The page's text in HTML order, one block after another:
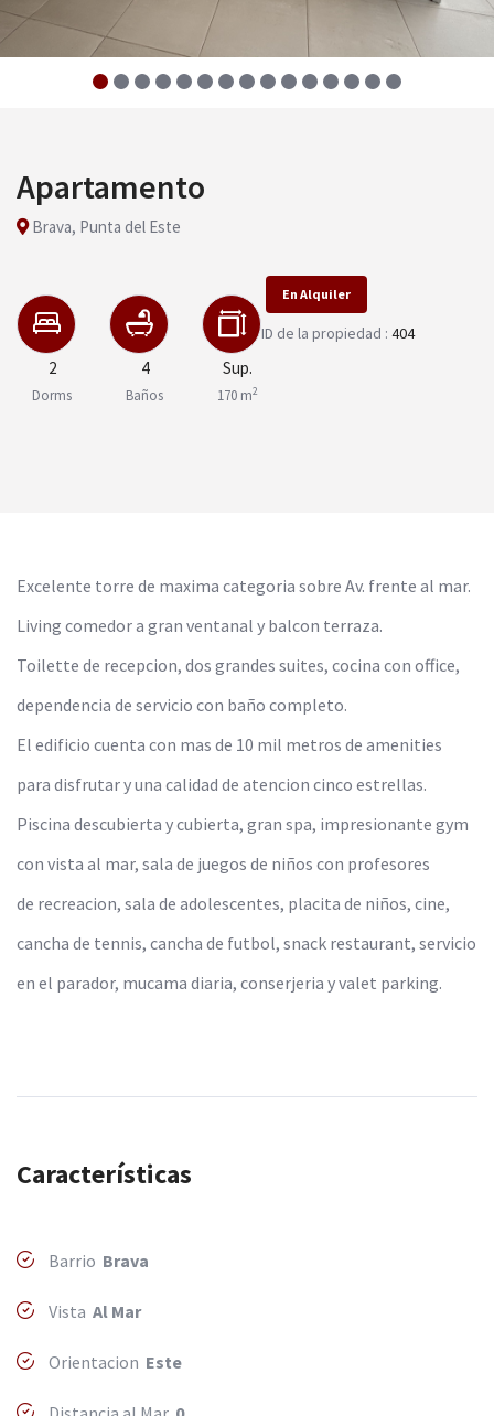
Apartamento
Brava, Punta del Este
2
Dorms
4
Baños
Sup.
170 m2
En Alquiler
ID de la propiedad : 404
Excelente torre de maxima categoria sobre Av. frente al mar.
Living comedor a gran ventanal y balcon terraza.
Toilette de recepcion, dos grandes suites, cocina con office,
dependencia de servicio con baño completo.
El edificio cuenta con mas de 10 mil metros de amenities
para disfrutar y una calidad de atencion cinco estrellas.
Piscina descubierta y cubierta, gran spa, impresionante gym
con vista al mar, sala de juegos de niños con profesores
de recreacion, sala de adolescentes, placita de niños, cine,
cancha de tennis, cancha de futbol, snack restaurant, servicio
en el parador, mucama diaria, conserjeria y valet parking.
Características
Barrio Brava
Vista Al Mar
Orientacion Este